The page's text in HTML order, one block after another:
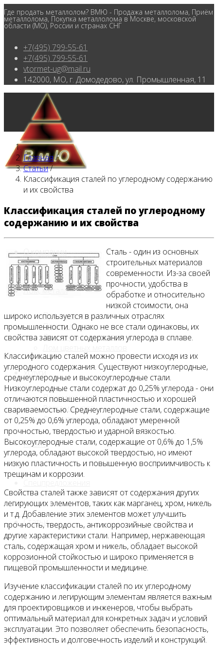
Где продать металлолом? ВМЮ - Продажа металлолома, Приём
металлолома, Покупка металлолома в Москве, московской
области (МО), России и странах СНГ
+7(495) 799-55-61
+7(495) 799-55-61
vtormet-ug@mail.ru
142000, МО, г. Домодедово, ул. Промышленная, 11
Главная
О компании
Лом, металл
Продажа лома
Прием лома
Лом чёрных металлов
Услуги
Приём на площадке
Резка и вывоз
Демонтаж
Прайс
Статьи
Контакты
Главная/
Статьи/
Классификация сталей по углеродному содержанию
и их свойства
Классификация сталей по углеродному
содержанию и их свойства
Сталь - один из основных
строительных материалов
современности. Из-за своей
прочности, удобства в
обработке и относительно
низкой стоимости, она
широко используется в различных отраслях
промышленности. Однако не все стали одинаковы, их
свойства зависят от содержания углерода в сплаве.
Классификацию сталей можно провести исходя из их
углеродного содержания. Существуют низкоуглеродные,
среднеуглеродные и высокоуглеродные стали.
Низкоуглеродные стали содержат до 0,25% углерода - они
отличаются повышенной пластичностью и хорошей
свариваемостью. Среднеуглеродные стали, содержащие
от 0,25% до 0,6% углерода, обладают умеренной
прочностью, твердостью и ударной вязкостью.
Высокоуглеродные стали, содержащие от 0,6% до 1,5%
углерода, обладают высокой твердостью, но имеют
низкую пластичность и повышенную восприимчивость к
трещинам и коррозии.
Свойства сталей также зависят от содержания других
легирующих элементов, таких как марганец, хром, никель
и т.д. Добавление этих элементов может улучшить
прочность, твердость, антикоррозийные свойства и
другие характеристики стали. Например, нержавеющая
сталь, содержащая хром и никель, обладает высокой
коррозионной стойкостью и широко применяется в
пищевой промышленности и медицине.
Изучение классификации сталей по их углеродному
содержанию и легирующим элементам является важным
для проектировщиков и инженеров, чтобы выбрать
оптимальный материал для конкретных задач и условий
эксплуатации. Это позволяет обеспечить безопасность,
эффективность и долговечность изделий и конструкций.